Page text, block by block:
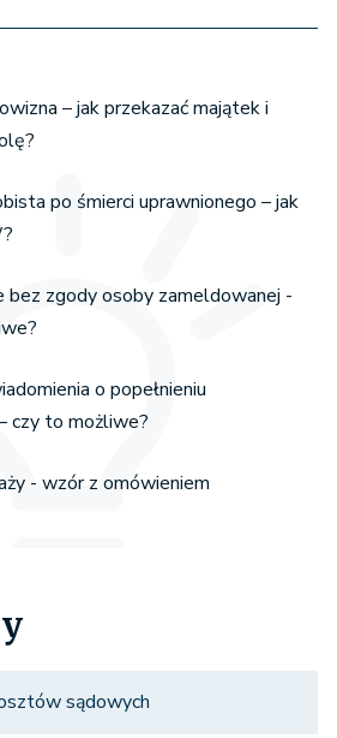
– jak przekazać majątek i
po śmierci uprawnionego – jak
zgody osoby zameldowanej -
o popełnieniu
czy to możliwe?
- wzór z omówieniem
sądowych